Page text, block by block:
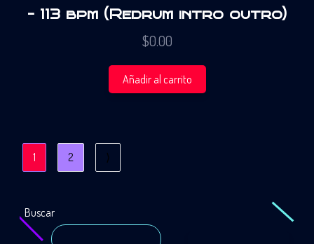
– 113 bpm (Redrum intro outro)
$0.00
Añadir al carrito
1 2 ⟩
Buscar